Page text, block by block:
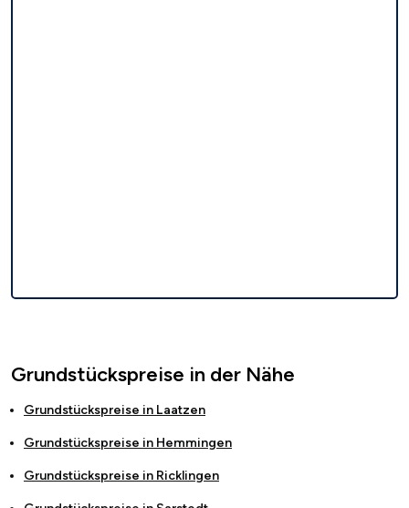
Grundstückspreise in der Nähe
Grundstückspreise in Laatzen
Grundstückspreise in Hemmingen
Grundstückspreise in Ricklingen